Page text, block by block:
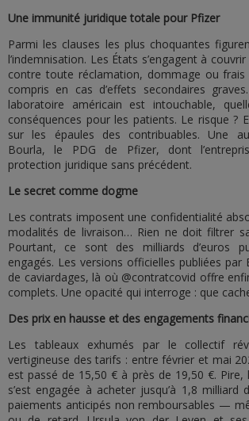
Une immunité juridique totale pour Pfizer
Parmi les clauses les plus choquantes
l’indemnisation. Les États s’engagent à
contre toute réclamation, dommage ou
compris en cas d’effets secondaires
laboratoire américain est intouchable,
conséquences pour les patients. Le risque ?
sur les épaules des contribuables. Une
Bourla, le PDG de Pfizer, dont
protection juridique sans précédent.
Le secret comme dogme
Les contrats imposent une confidentialité
modalités de livraison… Rien ne doit filtrer
Pourtant, ce sont des milliards d’euros
engagés. Les versions officielles publiées par
de caviardages, là où @contratcovid offre
complets. Une opacité qui interroge : que
Des prix en hausse et des engagements
Les tableaux exhumés par le collectif
vertigineuse des tarifs : entre février et mai
est passé de 15,50 € à près de 19,50 €. Pire,
s’est engagée à acheter jusqu’à 1,8 milliard
paiements anticipés non remboursables —